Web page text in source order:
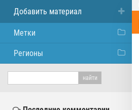
Добавить материал
Метки
Регионы